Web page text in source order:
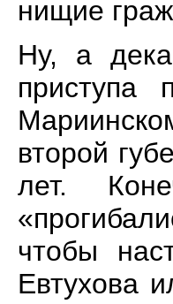
нищие
Ну, а
приступа
второй
лет.
чтобы
Евтухова